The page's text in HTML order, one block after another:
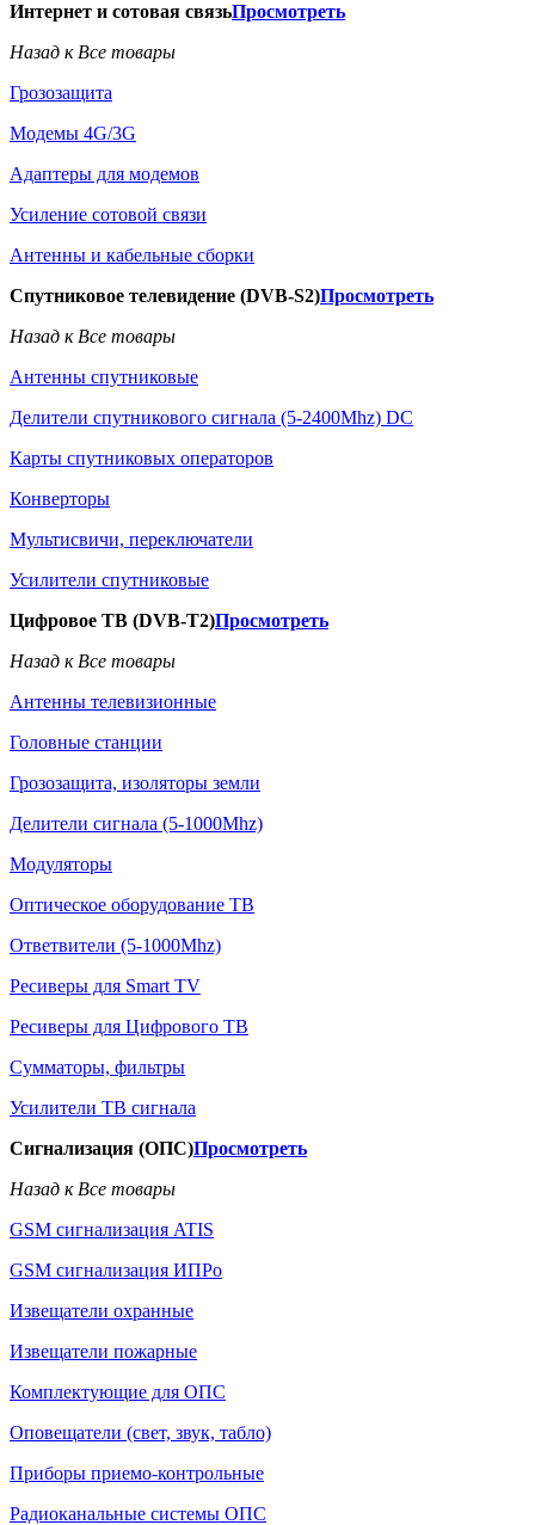
Интернет и сотовая связьПросмотреть
Назад к Все товары
Грозозащита
Модемы 4G/3G
Адаптеры для модемов
Усиление сотовой связи
Антенны и кабельные сборки
Спутниковое телевидение (DVB-S2)Просмотреть
Назад к Все товары
Антенны спутниковые
Делители спутникового сигнала (5-2400Mhz) DC
Карты спутниковых операторов
Конверторы
Мультисвичи, переключатели
Усилители спутниковые
Цифровое ТВ (DVB-T2)Просмотреть
Назад к Все товары
Антенны телевизионные
Головные станции
Грозозащита, изоляторы земли
Делители сигнала (5-1000Mhz)
Модуляторы
Оптическое оборудование ТВ
Ответвители (5-1000Mhz)
Ресиверы для Smart TV
Ресиверы для Цифрового ТВ
Сумматоры, фильтры
Усилители ТВ сигнала
Сигнализация (ОПС)Просмотреть
Назад к Все товары
GSM сигнализация ATIS
GSM сигнализация ИПРо
Извещатели охранные
Извещатели пожарные
Комплектующие для ОПС
Оповещатели (свет, звук, табло)
Приборы приемо-контрольные
Радиоканальные системы ОПС